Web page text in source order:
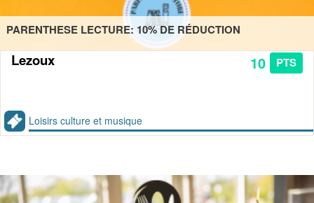
PARENTHESE LECTURE: 10% DE RÉDUCTION
Lezoux 10 PTS
Loisirs culture et musique